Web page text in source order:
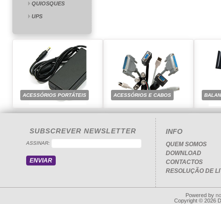
QUIOSQUES
UPS
ACESSÓRIOS PORTÁTEIS ACESSÓRIOS E CABOS
SUBSCREVER NEWSLETTER
ASSINAR:
INFO
QUEM SOMOS
DOWNLOAD
CONTACTOS
RESOLUÇÃO DE
Powered by
Copyright © 2026